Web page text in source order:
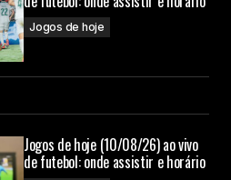
Jogos de hoje
Jogos de hoje (10/08/26) ao vivo
de futebol: onde assistir e horário